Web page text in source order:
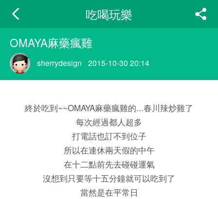
吃喝玩樂
OMAYA麻藥瘋雞
sherrydesign 2015-10-30 20:14
終於吃到~~OMAYA麻藥瘋雞的...春川辣炒雞了
每次經過都人超多
打電話也訂不到位子
所以在連休兩天假的中午
在十二點前先去碰碰運氣
沒想到只要等十五分鐘就可以吃到了
當然是在平常日